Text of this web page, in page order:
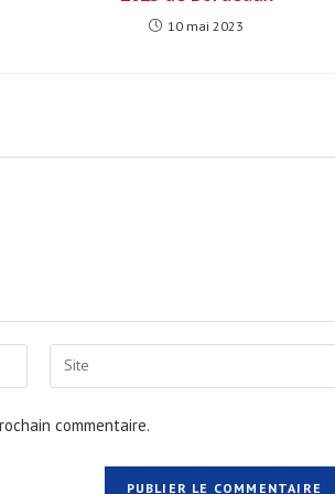
10 mai 2023
Saisir
l’URL
commentaire.